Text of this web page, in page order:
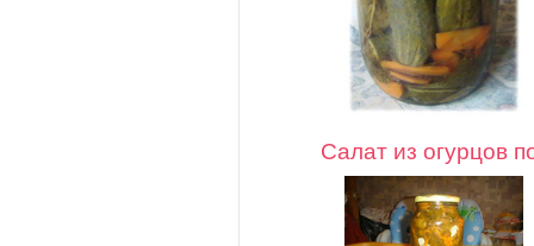
Салат из огурцов